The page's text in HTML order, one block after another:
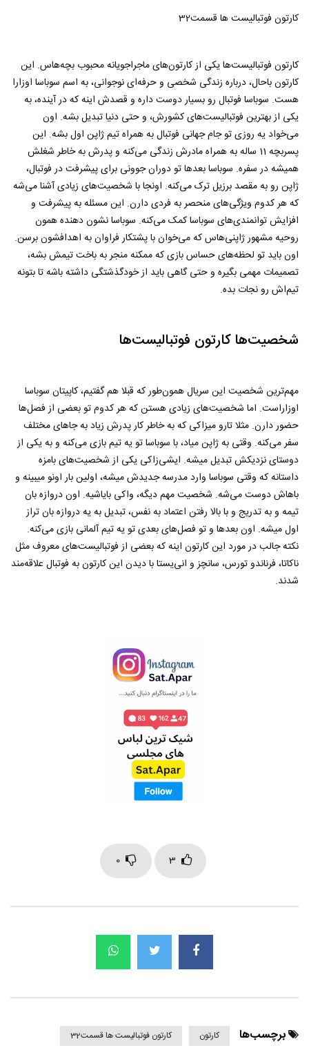
کارتون فوتبالیست ها قسمت32
کارتون فوتبالیست‌ها یکی از کارتون‌های ماجراجویانه محبوب بچه‌هاس. این
کارتون باحال، درباره زندگی شخصی و حرفه‌ای نوجوانی، به اسم سوباسا اوزارا
هست. سوباسا فوتبال رو بسیار دوست داره و قصدش اینه که در آینده، به
یکی از بهترین فوتبالیست‌های کشورش، و حتی دنیا تبدیل بشه. اون
می‌خواد یه روزی تو جام جهانی فوتبال به همراه تیم ژاپن اول بشه. این
پسربچه 11 ساله به همراه مادرش زندگی می‌کنه و پدرش به خاطر شغلش
همیشه در سفره. سوباسا بعدها تو دوران جوونی برای پیشرفت در فوتبال،
ژاپن رو به مقصد برزیل ترک می‌کنه. اونجا با شخصیت‌های زیادی آشنا می‌شه
که هر کدوم ویژگی‌های منحصر به فردی دارن. این مسئله به پیشرفت و
افزایش توانمندی‌های سوباسا کمک می‌کنه. سوباسا نشون دهنده همون
روحیه مشهور ژاپنی‌هاس که می‌خوان با پشتکار فراوان به اهدافشون برسن.
اون باید تو لحظه‌های حساس بازی که ممکنه منجر به باخت تیمش بشه،
تصمیمات مهمی بگیره و حتی گاهی باید از خودگذشتگی داشته باشه تا بتونه
تیم‌اش رو نجات بده.
شخصیت‌ها کارتون فوتبالیست‌ها
مهم‌ترین شخصیت این سریال همون‌طور که قبلا هم گفتیم، کاپیتان سوباسا
اوزاراست. اما شخصیت‌های زیادی هستن که هر کدوم تو بعضی از فصل‌ها
حضور دارن. مثلا تارو میزاکی که به خاطر کار پدرش زیاد به جاهای مختلف
سفر می‌کنه. وقتی به ژاپن میاد، با سوباسا تو یه تیم بازی می‌کنه و به یکی از
دوستای نزدیکش تبدیل میشه. ایشی‌زاکی یکی از شخصیت‌های بامزه
داستانه که وقتی سوباسا وارد مدرسه جدیدش میشه، اولین بار اونو میبینه و
باهاش دوست می‌شه. شخصیت مهم دیگه، واکی بایاشیه. اون دروازه بان
تیمه و به تدریج و با بالا رفتن اعتماد به نفس، تبدیل به یه دروازه بان تراز
اول میشه. اون بعدها و تو فصل‌های بعدی تو یه تیم آلمانی بازی می‌کنه.
نکته جالب در مورد این کارتون اینه که بعضی از فوتبالیست‌های معروف مثل
ناکاتا، فرناندو تورس، سانچز و انی‌یستا با دیدن این کارتون به فوتبال علاقه‌مند
شدند.
3
0
برچسب‌ها کارتون کارتون فوتبالیست ها قسمت32